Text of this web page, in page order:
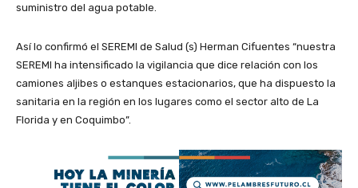
suministro del agua potable.
Así lo confirmó el SEREMI de Salud (s) Herman Cifuentes “nuestra
SEREMI ha intensificado la vigilancia que dice relación con los
camiones aljibes o estanques estacionarios, que ha dispuesto la
sanitaria en la región en los lugares como el sector alto de La
Florida y en Coquimbo”.